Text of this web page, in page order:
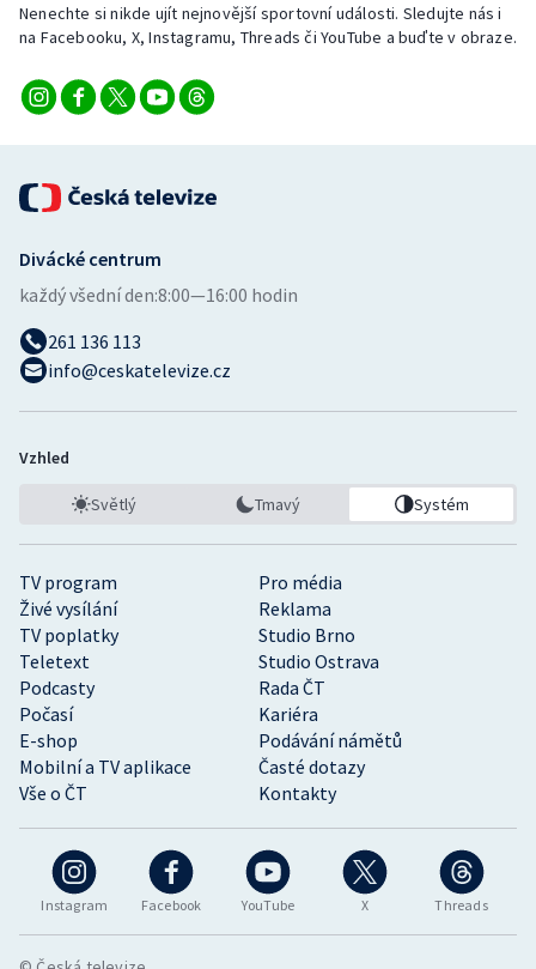
Veslování
Vodní slalom
Volejbal
Ostatní
Nenechte si nikde ujít nejnovější sportovní události. Sledujte nás i
na Facebooku, X, Instagramu, Threads či YouTube a buďte v obraze.
Instagram Facebook YouTube X Threads
TV program
Pro média
Živé vysílání
Reklama
TV poplatky
Studio Brno
Teletext
Studio Ostrava
Podcasty
Rada ČT
Počasí
Kariéra
E-shop
Podávání námětů
Mobilní a TV aplikace
Časté dotazy
Vše o ČT
Kontakty
Divácké centrum
každý všední den:8:00—16:00 hodin
261 136 113
info@ceskatelevize.cz
Vzhled
Světlý Tmavý Systém